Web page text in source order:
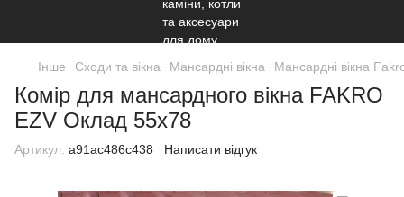
Інше Сходи та вікна Мансардні вікна Мансардні вікна
Комір для мансардного вікна FAKRO
EZV Оклад 55х78
Артикул: a91ac486c438 Написати відгук